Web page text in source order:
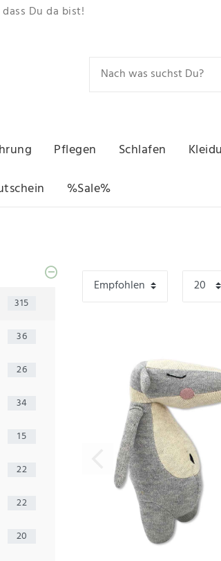
Du da bist!
Pflegen Schlafen
%Sale%
315
36
26
34
15
22
22
20